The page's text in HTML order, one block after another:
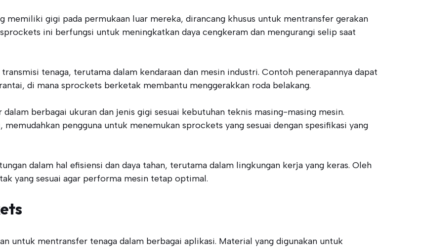
memiliki gigi pada permukaan luar mereka, dirancang khusus untuk mentransfer gerakan
ini berfungsi untuk meningkatkan daya cengkeram dan mengurangi selip saat
tenaga, terutama dalam kendaraan dan mesin industri. Contoh penerapannya dapat
di mana sprockets berketak membantu menggerakkan roda belakang.
berbagai ukuran dan jenis gigi sesuai kebutuhan teknis masing-masing mesin.
pengguna untuk menemukan sprockets yang sesuai dengan spesifikasi yang
dalam hal efisiensi dan daya tahan, terutama dalam lingkungan kerja yang keras. Oleh
yang sesuai agar performa mesin tetap optimal.
untuk mentransfer tenaga dalam berbagai aplikasi. Material yang digunakan untuk